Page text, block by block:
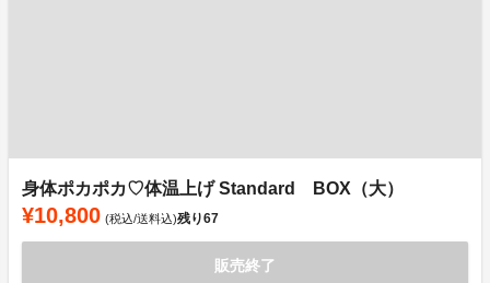
身体ポカポカ♡体温上げ Standard BOX（大）
¥10,800 (税込/送料込)残り67
販売終了